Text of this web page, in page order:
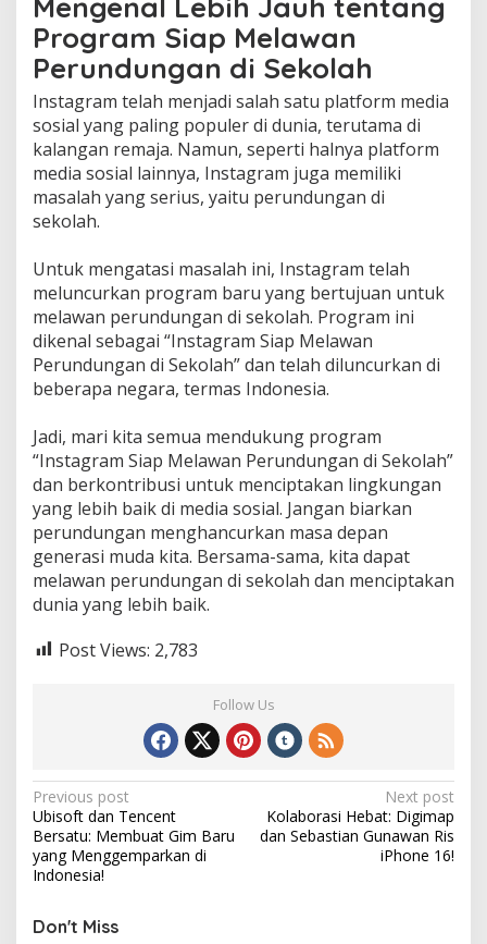
Program Siap Melawan
Perundungan di Sekolah
Instagram telah menjadi salah satu platform media
sosial yang paling populer di dunia, terutama di
kalangan remaja. Namun, seperti halnya platform
media sosial lainnya, Instagram juga memiliki
masalah yang serius, yaitu perundungan di
sekolah.
Untuk mengatasi masalah ini, Instagram telah
meluncurkan program baru yang bertujuan untuk
melawan perundungan di sekolah. Program ini
dikenal sebagai “Instagram Siap Melawan
Perundungan di Sekolah” dan telah diluncurkan di
beberapa negara, termas Indonesia.
Jadi, mari kita semua mendukung program
“Instagram Siap Melawan Perundungan di Sekolah”
dan berkontribusi untuk menciptakan lingkungan
yang lebih baik di media sosial. Jangan biarkan
perundungan menghancurkan masa depan
generasi muda kita. Bersama-sama, kita dapat
melawan perundungan di sekolah dan menciptakan
dunia yang lebih baik.
Post Views: 2,783
Follow Us
Post
navigation
Previous post
Ubisoft dan Tencent
Bersatu: Membuat Gim Baru
yang Menggemparkan di
Indonesia!
Next post
Kolaborasi Hebat: Digimap
dan Sebastian Gunawan Ris
iPhone 16!
Don't Miss